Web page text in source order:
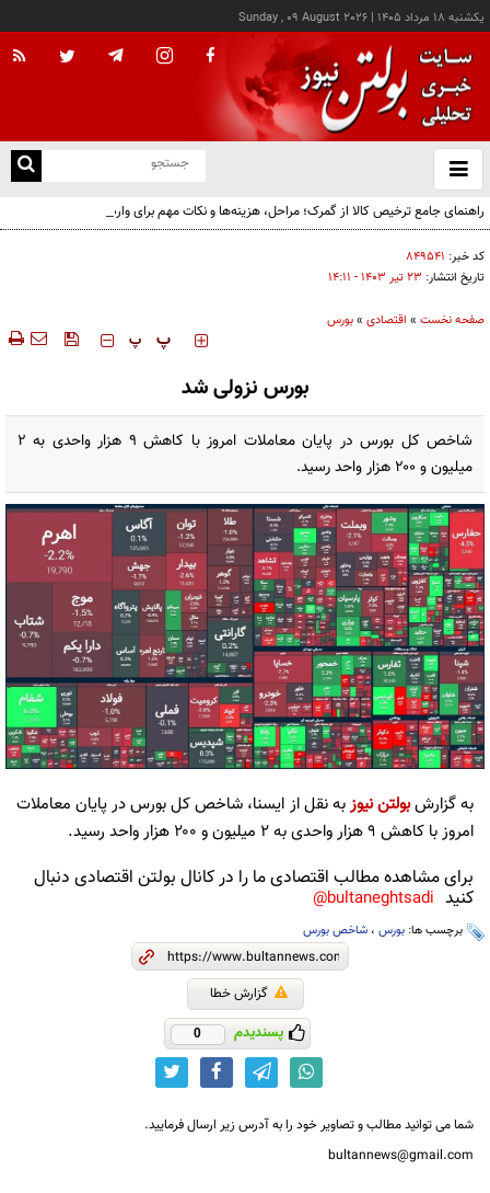
يکشنبه ۱۸ مرداد ۱۴۰۵ |
Sunday , 09 August 2026
باز
و
راهنمای جامع ترخیص کالا از گمرک؛ مراحل، هزینه‌ها و نکات مهم برای واردکنندگان
کد خبر: ۸۴۹۵۴۱
تاریخ انتشار: ۲۳ تير ۱۴۰۳ - ۱۴:۱۱
صفحه نخست » اقتصادی »بورس
‍‍‍ پ پ
بورس نزولی شد
شاخص کل بورس در پایان معاملات امروز با کاهش ۹ هزار واحدی به ۲
میلیون و ۲۰۰ هزار واحد رسید.
به گزارشبولتن نیوزبه نقل از ایسنا، شاخص کل بورس در پایان معاملات
امروز با کاهش ۹ هزار واحدی به ۲ میلیون و ۲۰۰ هزار واحد رسید.
برای مشاهده مطالب اقتصادی ما را در کانال بولتن اقتصادی دنبال
کنید bultaneghtsadi@
برچسب ها: بورس ، شاخص بورس
گزارش خطا
پسندیدم 0
شما می توانید مطالب و تصاویر خود را به آدرس زیر ارسال فرمایید.
bultannews@gmail.com